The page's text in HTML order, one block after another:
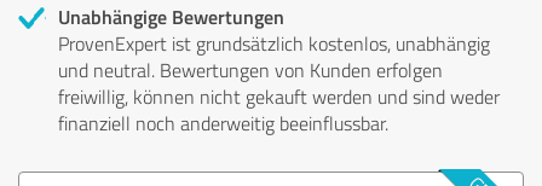
Unabhängige Bewertungen
ProvenExpert ist grundsätzlich kostenlos, unabhängig
und neutral. Bewertungen von Kunden erfolgen
freiwillig, können nicht gekauft werden und sind weder
finanziell noch anderweitig beeinflussbar.